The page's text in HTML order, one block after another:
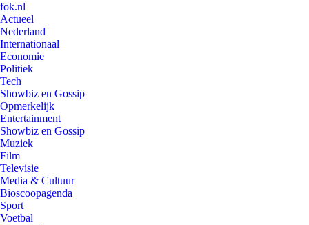
fok.nl
Actueel
Nederland
Internationaal
Economie
Politiek
Tech
Showbiz en Gossip
Opmerkelijk
Entertainment
Showbiz en Gossip
Muziek
Film
Televisie
Media & Cultuur
Bioscoopagenda
Sport
Voetbal